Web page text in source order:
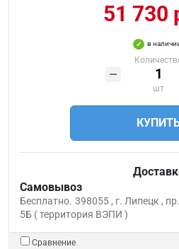
51 730
в
шт
Самовывоз
Бесплатно. 398055 , г. Липецк ,
5Б ( территория ВЭПИ )
Сравнение